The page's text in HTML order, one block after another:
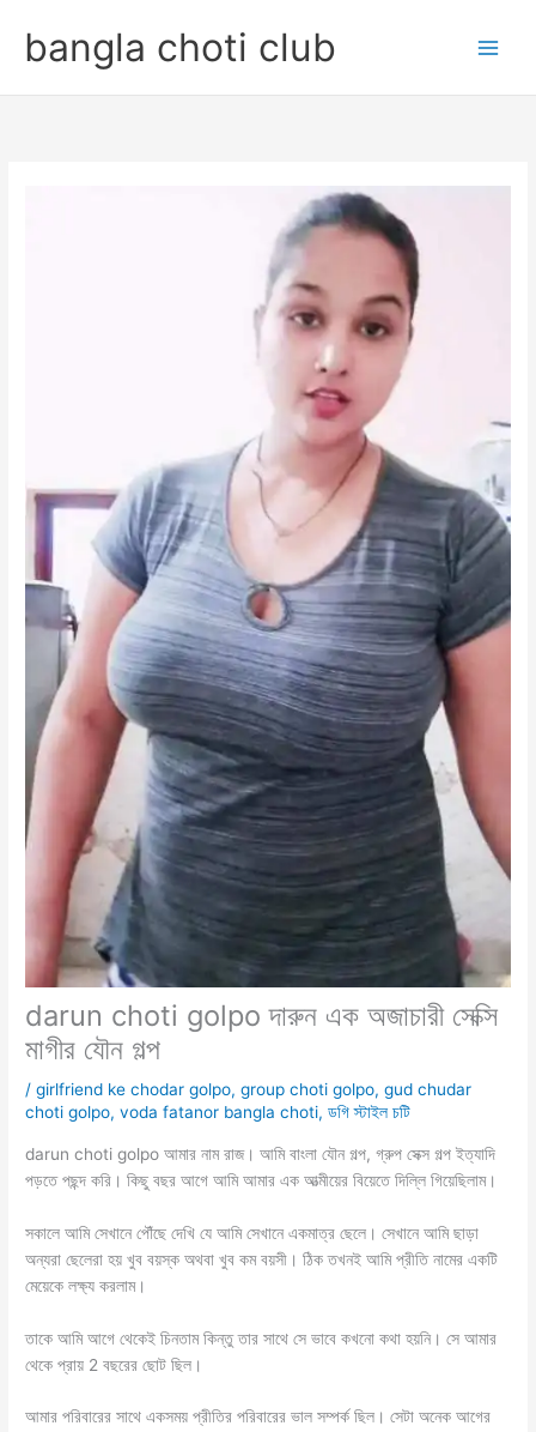
contentbangla choti club
darun choti golpo দারুন এক অজাচারী সেক্সি
মাগীর যৌন গল্প
/girlfriend ke chodar golpo,group choti golpo,gud chudar
choti golpo,voda fatanor bangla choti,ডগি স্টাইল চটি
darun choti golpo আমার নাম রাজ। আমি বাংলা যৌন গল্প, গ্রুপ সেক্স গল্প ইত্যাদি
পড়তে পছন্দ করি। কিছু বছর আগে আমি আমার এক আত্মীয়ের বিয়েতে দিল্লি গিয়েছিলাম।
সকালে আমি সেখানে পৌঁছে দেখি যে আমি সেখানে একমাত্র ছেলে। সেখানে আমি ছাড়া
অন্যরা ছেলেরা হয় খুব বয়স্ক অথবা খুব কম বয়সী। ঠিক তখনই আমি প্রীতি নামের একটি
মেয়েকে লক্ষ্য করলাম।
তাকে আমি আগে থেকেই চিনতাম কিন্তু তার সাথে সে ভাবে কখনো কথা হয়নি। সে আমার
থেকে প্রায় 2 বছরের ছোট ছিল।
আমার পরিবারের সাথে একসময় প্রীতির পরিবারের ভাল সম্পর্ক ছিল। সেটা অনেক আগের